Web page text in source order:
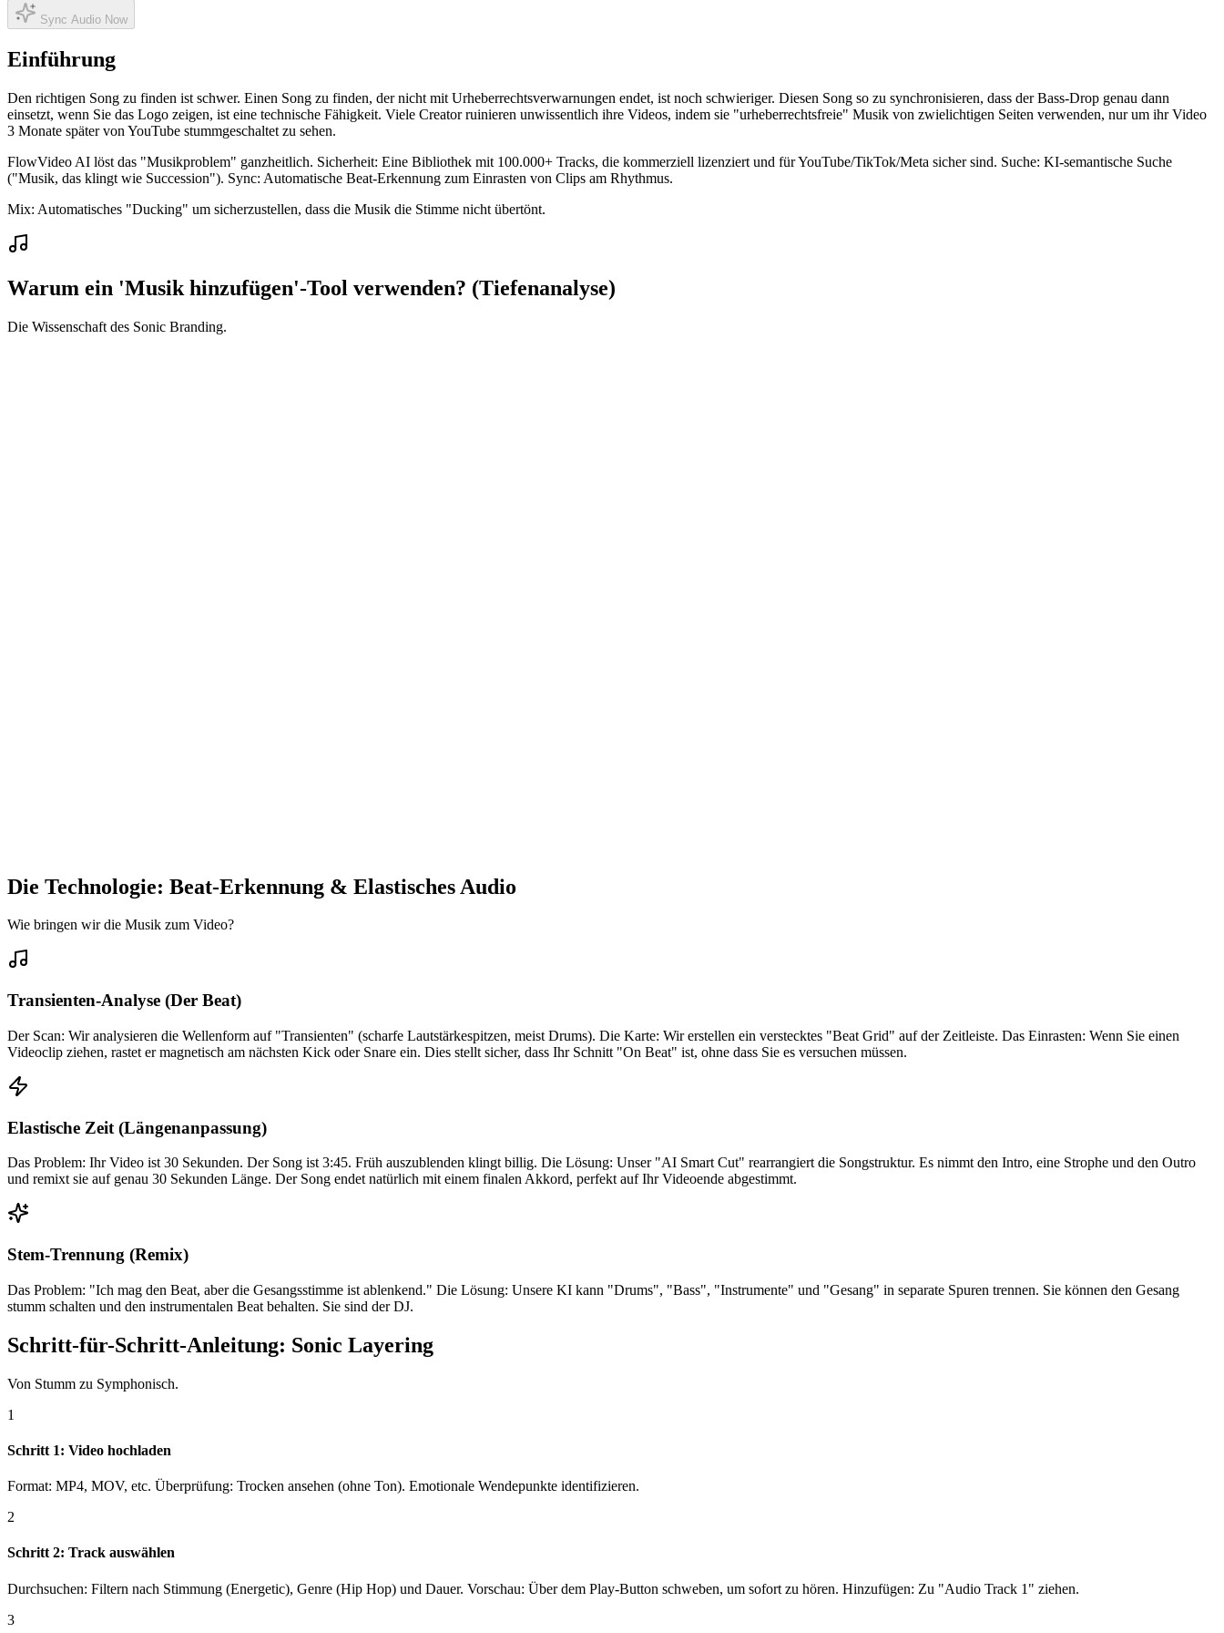
Sync Audio Now
Einführung
Den richtigen Song zu finden ist schwer. Einen Song zu finden, der nicht mit Urheberrechtsverwarnungen endet, ist noch schwieriger. Diesen Song so zu synchronisieren, dass der Bass-Drop genau dann
einsetzt, wenn Sie das Logo zeigen, ist eine technische Fähigkeit. Viele Creator ruinieren unwissentlich ihre Videos, indem sie "urheberrechtsfreie" Musik von zwielichtigen Seiten verwenden, nur um ihr Video
3 Monate später von YouTube stummgeschaltet zu sehen.
FlowVideo AI löst das "Musikproblem" ganzheitlich. Sicherheit: Eine Bibliothek mit 100.000+ Tracks, die kommerziell lizenziert und für YouTube/TikTok/Meta sicher sind. Suche: KI-semantische Suche
("Musik, das klingt wie Succession"). Sync: Automatische Beat-Erkennung zum Einrasten von Clips am Rhythmus.
Mix: Automatisches "Ducking" um sicherzustellen, dass die Musik die Stimme nicht übertönt.
Warum ein 'Musik hinzufügen'-Tool verwenden? (Tiefenanalyse)
Die Wissenschaft des Sonic Branding.
Die Technologie: Beat-Erkennung & Elastisches Audio
Wie bringen wir die Musik zum Video?
Transienten-Analyse (Der Beat)
Der Scan: Wir analysieren die Wellenform auf "Transienten" (scharfe Lautstärkespitzen, meist Drums). Die Karte: Wir erstellen ein verstecktes "Beat Grid" auf der Zeitleiste. Das Einrasten: Wenn Sie einen
Videoclip ziehen, rastet er magnetisch am nächsten Kick oder Snare ein. Dies stellt sicher, dass Ihr Schnitt "On Beat" ist, ohne dass Sie es versuchen müssen.
Elastische Zeit (Längenanpassung)
Das Problem: Ihr Video ist 30 Sekunden. Der Song ist 3:45. Früh auszublenden klingt billig. Die Lösung: Unser "AI Smart Cut" rearrangiert die Songstruktur. Es nimmt den Intro, eine Strophe und den Outro
und remixt sie auf genau 30 Sekunden Länge. Der Song endet natürlich mit einem finalen Akkord, perfekt auf Ihr Videoende abgestimmt.
Stem-Trennung (Remix)
Das Problem: "Ich mag den Beat, aber die Gesangsstimme ist ablenkend." Die Lösung: Unsere KI kann "Drums", "Bass", "Instrumente" und "Gesang" in separate Spuren trennen. Sie können den Gesang
stumm schalten und den instrumentalen Beat behalten. Sie sind der DJ.
Schritt-für-Schritt-Anleitung: Sonic Layering
Von Stumm zu Symphonisch.
1
Schritt 1: Video hochladen
Format: MP4, MOV, etc. Überprüfung: Trocken ansehen (ohne Ton). Emotionale Wendepunkte identifizieren.
2
Schritt 2: Track auswählen
Durchsuchen: Filtern nach Stimmung (Energetic), Genre (Hip Hop) und Dauer. Vorschau: Über dem Play-Button schweben, um sofort zu hören. Hinzufügen: Zu "Audio Track 1" ziehen.
3